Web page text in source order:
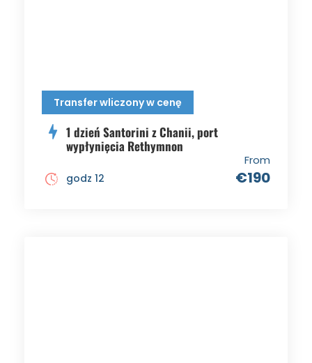
Transfer wliczony w cenę
1 dzień Santorini z Chanii, port
wypłynięcia Rethymnon
From
€190
godz 12